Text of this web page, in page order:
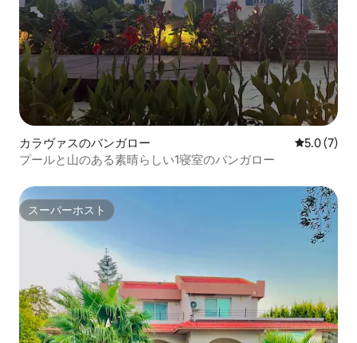
カラヴァスのバンガロー レビュー7
5.0 (7)
プールと山のある素晴らしい1寝室のバンガロー
スーパーホスト
スーパーホスト